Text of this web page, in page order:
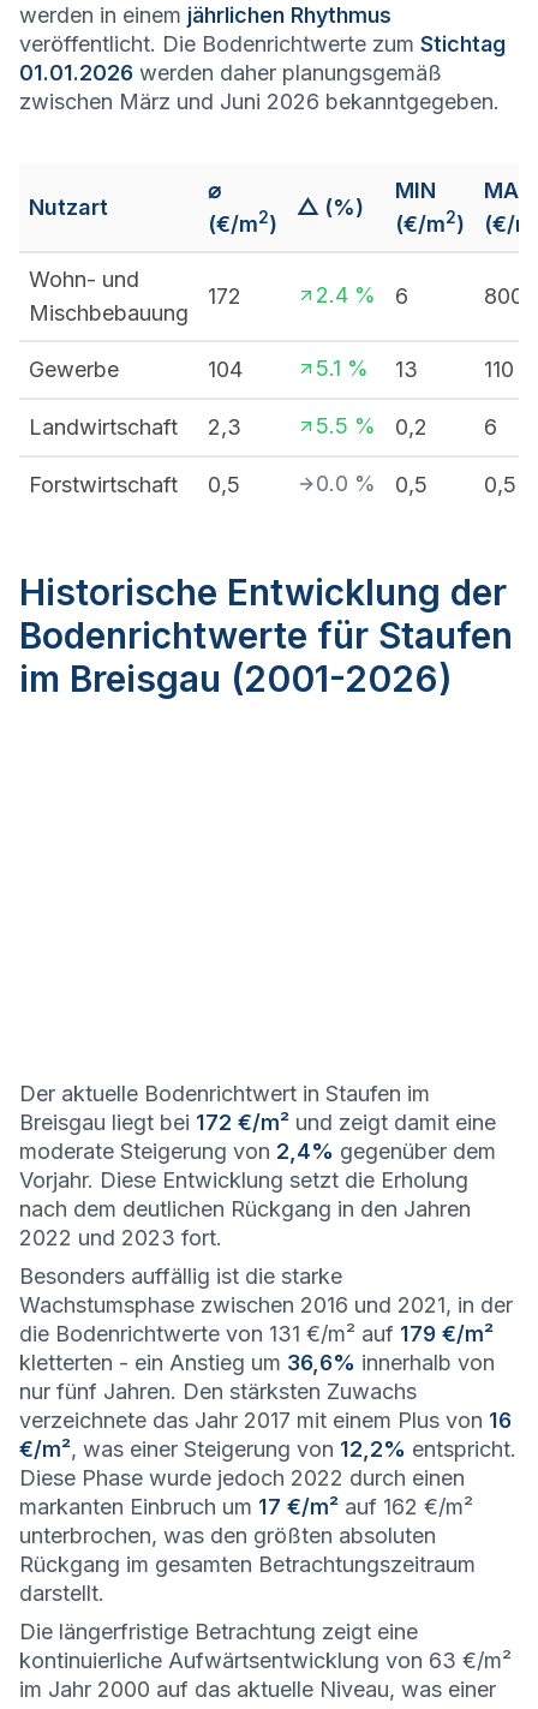
werden in einem jährlichen Rhythmus
veröffentlicht. Die Bodenrichtwerte zum Stichtag
01.01.2026 werden daher planungsgemäß
zwischen März und Juni 2026 bekanntgegeben.
Nutzart
⌀
(€/m2)
△ (%)
MIN
(€/m2)
MAX
(€/m
Wohn- und
Mischbebauung
172 2.4 % 6 800
Gewerbe 104 5.1 % 13 110
Landwirtschaft 2,3 5.5 % 0,2 6
Forstwirtschaft 0,5 0.0 % 0,5 0,5
Historische Entwicklung der
Bodenrichtwerte für Staufen
im Breisgau (2001-2026)
Der aktuelle Bodenrichtwert in Staufen im
Breisgau liegt bei 172 €/m² und zeigt damit eine
moderate Steigerung von 2,4% gegenüber dem
Vorjahr. Diese Entwicklung setzt die Erholung
nach dem deutlichen Rückgang in den Jahren
2022 und 2023 fort.
Besonders auffällig ist die starke
Wachstumsphase zwischen 2016 und 2021, in der
die Bodenrichtwerte von 131 €/m² auf 179 €/m²
kletterten - ein Anstieg um 36,6% innerhalb von
nur fünf Jahren. Den stärksten Zuwachs
verzeichnete das Jahr 2017 mit einem Plus von 16
€/m², was einer Steigerung von 12,2% entspricht.
Diese Phase wurde jedoch 2022 durch einen
markanten Einbruch um 17 €/m² auf 162 €/m²
unterbrochen, was den größten absoluten
Rückgang im gesamten Betrachtungszeitraum
darstellt.
Die längerfristige Betrachtung zeigt eine
kontinuierliche Aufwärtsentwicklung von 63 €/m²
im Jahr 2000 auf das aktuelle Niveau, was einer